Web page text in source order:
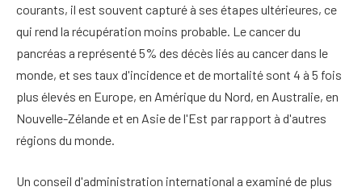
courants, il est souvent capturé à ses étapes ultérieures, ce
qui rend la récupération moins probable. Le cancer du
pancréas a représenté 5% des décès liés au cancer dans le
monde, et ses taux d'incidence et de mortalité sont 4 à 5 fois
plus élevés en Europe, en Amérique du Nord, en Australie, en
Nouvelle-Zélande et en Asie de l'Est par rapport à d'autres
régions du monde.
Un conseil d'administration international a examiné de plus